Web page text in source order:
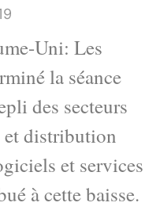
Uni: Les
la séance
des secteurs
et distribution
et services
à cette baisse.